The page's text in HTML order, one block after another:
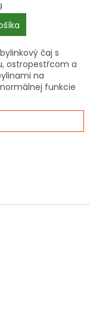
čaj s
ostropestřcom a
na
funkcie
užívanie.